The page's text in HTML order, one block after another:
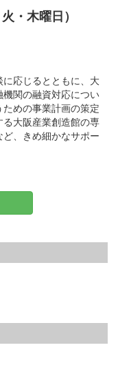
・木曜日）
応じるとともに、大
機関の融資対応につい
めの事業計画の策定
大阪産業創造館の専
、きめ細かなサポー